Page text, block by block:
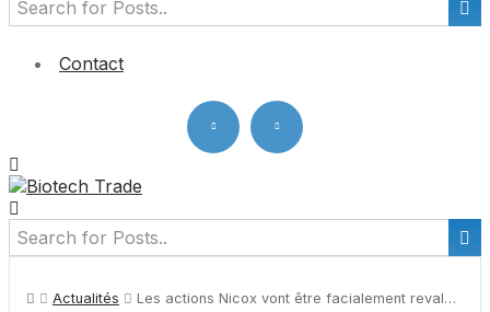
Contact
Actualités Les actions Nicox vont être facialement revalorisées